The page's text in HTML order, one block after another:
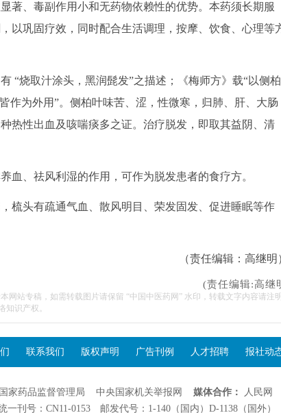
著、毒副作用小和无药物依赖性的优势。本药须长期服
以巩固疗效，同时配合生活调理，按摩、饮食、心理等
“烧取汁涂头，黑润髭发”之描述；《梅师方》载“以侧柏
作为外用”。侧柏叶味苦、涩，性微寒，归肺、肝、大肠
热性出血及咳喘痰多之证。治疗脱发，即取其益阴、清
、祛风利湿的作用，可作为脱发患者的食疗方。
梳头有疏通气血、散风明目、荣发固发、促进睡眠等作
（责任编辑：高继明
(责任编辑:高继
网站专稿，如需转载图片请保留 “中国中医药网” 水印，转载文字内容请注明
识产权。
联系我们 版权声明 广告刊例 人才招聘 报社动
国家药品监督管理局 中央国家机关举报网 媒体合作： 人民网
一刊号：CN11-0153 邮发代号：1-140（国内）D-1138（国外）